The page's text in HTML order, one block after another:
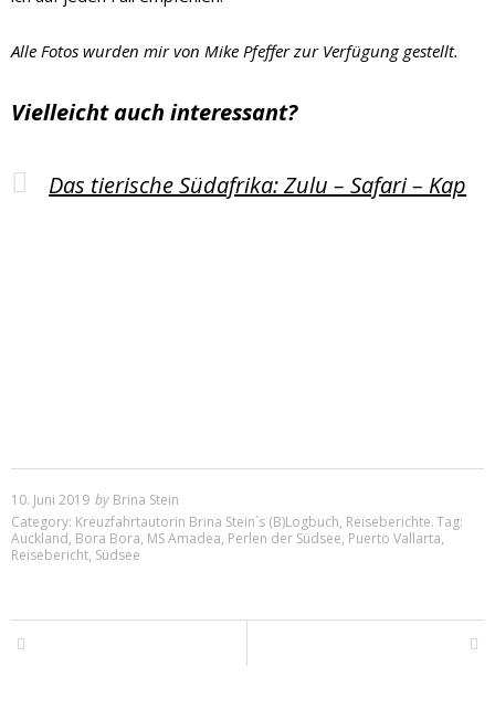
Alle Fotos wurden mir von Mike Pfeffer zur Verfügung gestellt.
Vielleicht auch interessant?
Das tierische Südafrika: Zulu – Safari – Kap
10. Juni 2019 by Brina Stein
Category: Kreuzfahrtautorin Brina Stein´s (B)Logbuch, Reiseberichte.Tag:
Auckland, Bora Bora, MS Amadea, Perlen der Südsee, Puerto Vallarta,
Reisebericht, Südsee